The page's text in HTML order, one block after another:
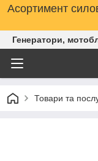
Асортимент
Генератори,
Товари та